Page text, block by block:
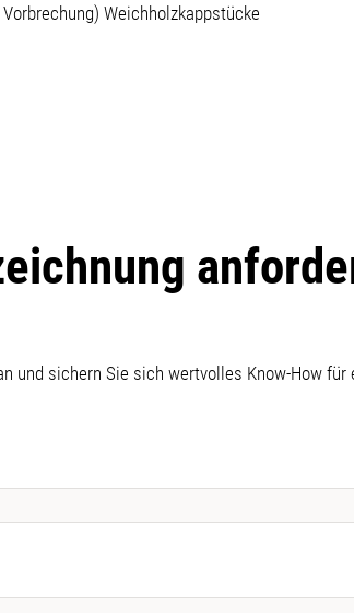
Weichholzkappstücke
und sichern Sie sich wertvolles Know-How für